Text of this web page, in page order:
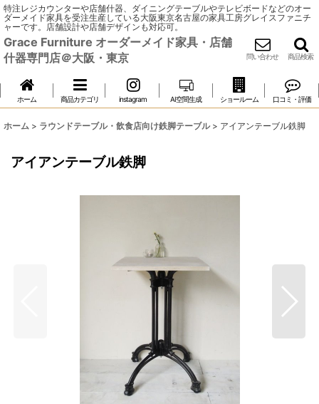
特注レジカウンターや店舗什器、ダイニングテーブルやテレビボードなどのオー
ダーメイド家具を受注生産している大阪東京名古屋の家具工房グレイスファニチ
ャーです。店舗設計や店舗デザインも対応可。
Grace Furniture オーダーメイド家具・店舗
什器専門店＠大阪・東京
問い合わせ 商品検索
ホーム 商品カテゴリ instagram AI空間生成 ショールーム 口コミ・評価
ホーム > ラウンドテーブル・飲食店向け鉄脚テーブル > アイアンテーブル鉄脚
アイアンテーブル鉄脚